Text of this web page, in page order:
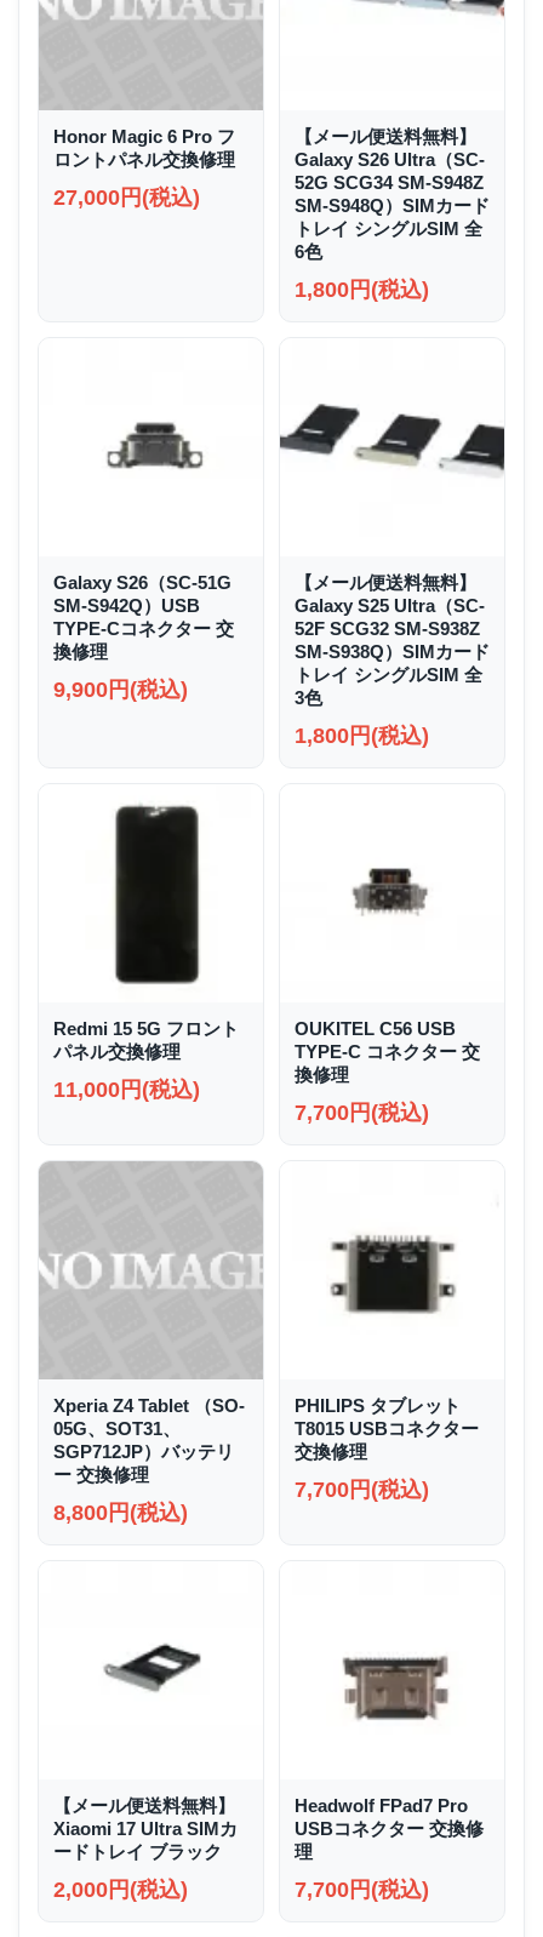
Honor Magic 6 Pro フ
ロントパネル交換修理
27,000円(税込)
【メール便送料無料】
Galaxy S26 Ultra（SC-
52G SCG34 SM-S948Z
SM-S948Q）SIMカード
トレイ シングルSIM 全
6色
1,800円(税込)
Galaxy S26（SC-51G
SM-S942Q）USB
TYPE-Cコネクター 交
換修理
9,900円(税込)
【メール便送料無料】
Galaxy S25 Ultra（SC-
52F SCG32 SM-S938Z
SM-S938Q）SIMカード
トレイ シングルSIM 全
3色
1,800円(税込)
Redmi 15 5G フロント
パネル交換修理
11,000円(税込)
OUKITEL C56 USB
TYPE-C コネクター 交
換修理
7,700円(税込)
Xperia Z4 Tablet （SO-
05G、SOT31、
SGP712JP）バッテリ
ー 交換修理
8,800円(税込)
PHILIPS タブレット
T8015 USBコネクター
交換修理
7,700円(税込)
【メール便送料無料】
Xiaomi 17 Ultra SIMカ
ードトレイ ブラック
2,000円(税込)
Headwolf FPad7 Pro
USBコネクター 交換修
理
7,700円(税込)